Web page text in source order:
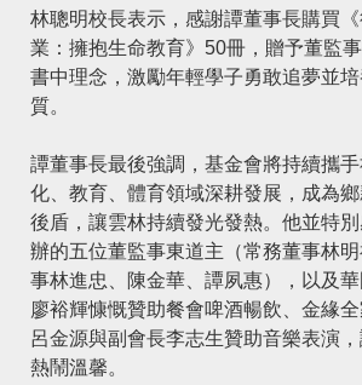
林聰明校長表示，感謝譚董事長購買
業：擁抱生命教育》50冊，贈予董監
書中理念，激勵年輕學子勇敢追夢並
質。
譚董事長最後強調，基金會將持續攜
化、教育、體育領域深耕發展，成為
後盾，讓雲林持續發光發熱。他並特
辦的五位董監事東道主（常務董事林
事林進忠、陳金華、譚夙惠），以及
廖裕輝慷慨贊助餐會啤酒暢飲、金緣
呂金源與副會長李志生贊助音樂表演
熱鬧溫馨。